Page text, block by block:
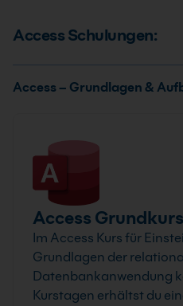
Access Schulungen:
Access – Grundlagen &
Access Grundkurs
Im Access Kurs für
Grundlagen der
Datenbankanwendung
Kurstagen erhältst du